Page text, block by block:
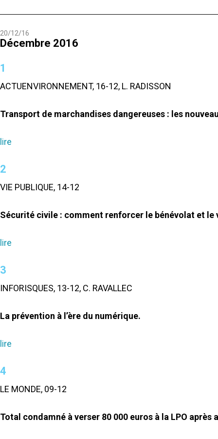
20/12/16
Décembre 2016
1
ACTUENVIRONNEMENT, 16-12, L. RADISSON
Transport de marchandises dangereuses : les
lire
2
VIE PUBLIQUE, 14-12
Sécurité civile : comment renforcer le bénévolat et
lire
3
INFORISQUES, 13-12, C. RAVALLEC
La prévention à l’ère du numérique.
lire
4
LE MONDE, 09-12
Total condamné à verser 80 000 euros à la LPO après